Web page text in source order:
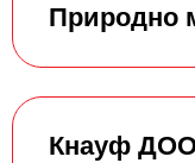
Природно
Кнауф